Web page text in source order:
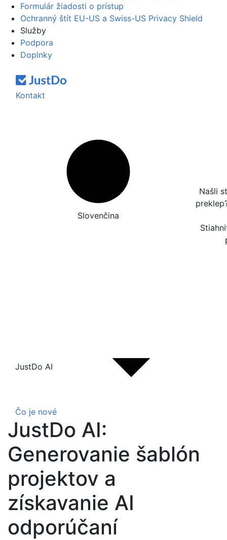
Formulár žiadosti o prístup
Ochranný štít EU-US a Swiss-US Privacy Shield
Služby
Podpora
Doplnky
Kontakt
Slovenčina
Našli
JustDo AI
Čo je nové
JustDo AI:
Generovanie šablón
projektov a
získavanie AI
odporúčaní